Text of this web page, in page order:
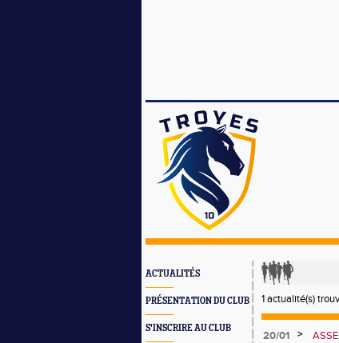
ACTUALITÉS
PRÉSENTATION DU CLUB
S'INSCRIRE AU CLUB
1 actualité(s)
20/01 >